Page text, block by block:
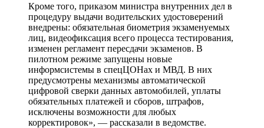
Кроме того, приказом министра внутренних дел в
процедуру выдачи водительских удостоверений
внедрены: обязательная биометрия экзаменуемых
лиц, видеофиксация всего процесса тестирования,
изменен регламент пересдачи экзаменов. В
пилотном режиме запущены новые
информсистемы в спецЦОНах и МВД. В них
предусмотрены механизмы автоматической
цифровой сверки данных автомобилей, уплаты
обязательных платежей и сборов, штрафов,
исключены возможности для любых
корректировок», — рассказали в ведомстве.